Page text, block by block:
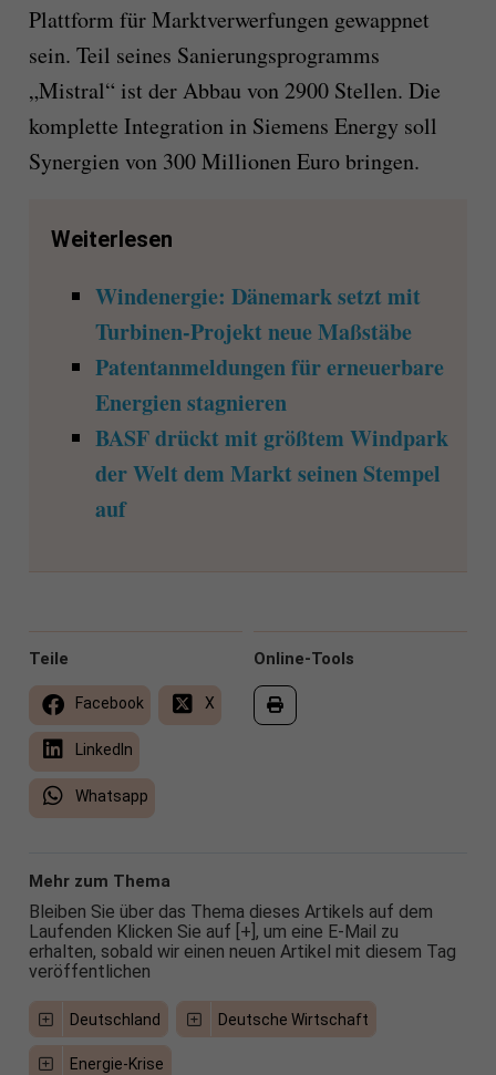
Plattform für Marktverwerfungen gewappnet
sein. Teil seines Sanierungsprogramms
„Mistral“ ist der Abbau von 2900 Stellen. Die
komplette Integration in Siemens Energy soll
Synergien von 300 Millionen Euro bringen.
Weiterlesen
Windenergie: Dänemark setzt mit
Turbinen-Projekt neue Maßstäbe
Patentanmeldungen für erneuerbare
Energien stagnieren
BASF drückt mit größtem Windpark
der Welt dem Markt seinen Stempel
auf
Online-Tools
Teile
Facebook X
LinkedIn
Whatsapp
Mehr zum Thema
Bleiben Sie über das Thema dieses Artikels auf dem
Laufenden Klicken Sie auf [+], um eine E-Mail zu
erhalten, sobald wir einen neuen Artikel mit diesem Tag
veröffentlichen
Deutschland Deutsche Wirtschaft
Energie-Krise